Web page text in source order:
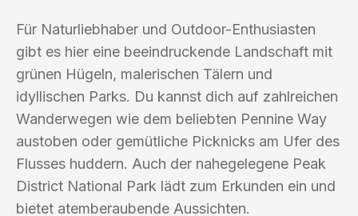
Für Naturliebhaber und Outdoor-Enthusiasten
gibt es hier eine beeindruckende Landschaft mit
grünen Hügeln, malerischen Tälern und
idyllischen Parks. Du kannst dich auf zahlreichen
Wanderwegen wie dem beliebten Pennine Way
austoben oder gemütliche Picknicks am Ufer des
Flusses huddern. Auch der nahegelegene Peak
District National Park lädt zum Erkunden ein und
bietet atemberaubende Aussichten.